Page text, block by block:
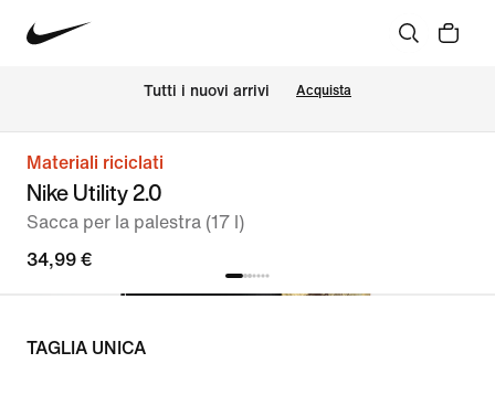
Tutti i nuovi arrivi Acquista
Materiali riciclati
Nike Utility 2.0
Sacca per la palestra (17 l)
34,99 €
TAGLIA UNICA